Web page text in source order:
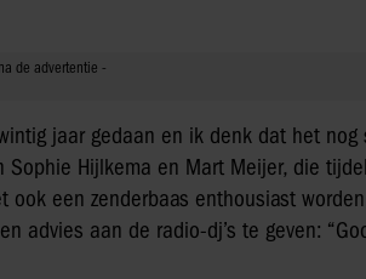
jaar gedaan en ik denk dat het nog
Sophie Hijlkema en Mart Meijer, die
ook een zenderbaas enthousiast
advies aan de radio-dj’s te geven: